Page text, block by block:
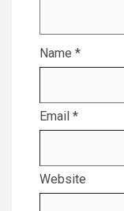
Name *
Email *
Website